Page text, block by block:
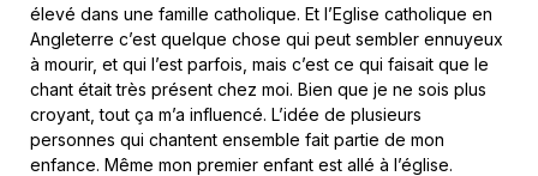
élevé dans une famille catholique. Et l’Eglise catholique en
Angleterre c’est quelque chose qui peut sembler ennuyeux
à mourir, et qui l’est parfois, mais c’est ce qui faisait que le
chant était très présent chez moi. Bien que je ne sois plus
croyant, tout ça m’a influencé. L’idée de plusieurs
personnes qui chantent ensemble fait partie de mon
enfance. Même mon premier enfant est allé à l’église.